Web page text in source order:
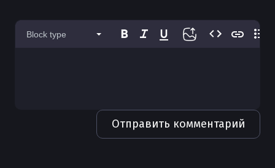
Использование defer в Golang
Значения default в Golang
Чистая архитектура в Golang
Каналы (channels) в Golang
Block type
Отправить комментарий